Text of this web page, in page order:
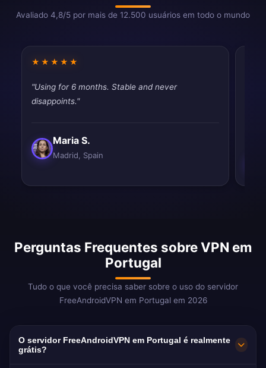
Avaliado 4,8/5 por mais de 12.500 usuários em todo o mundo
★★★★★
"Using for 6 months. Stable and never
disappoints."
Maria S.
Madrid, Spain
Perguntas Frequentes sobre VPN em
Portugal
Tudo o que você precisa saber sobre o uso do servidor
FreeAndroidVPN em Portugal em 2026
O servidor FreeAndroidVPN em Portugal é realmente
grátis?